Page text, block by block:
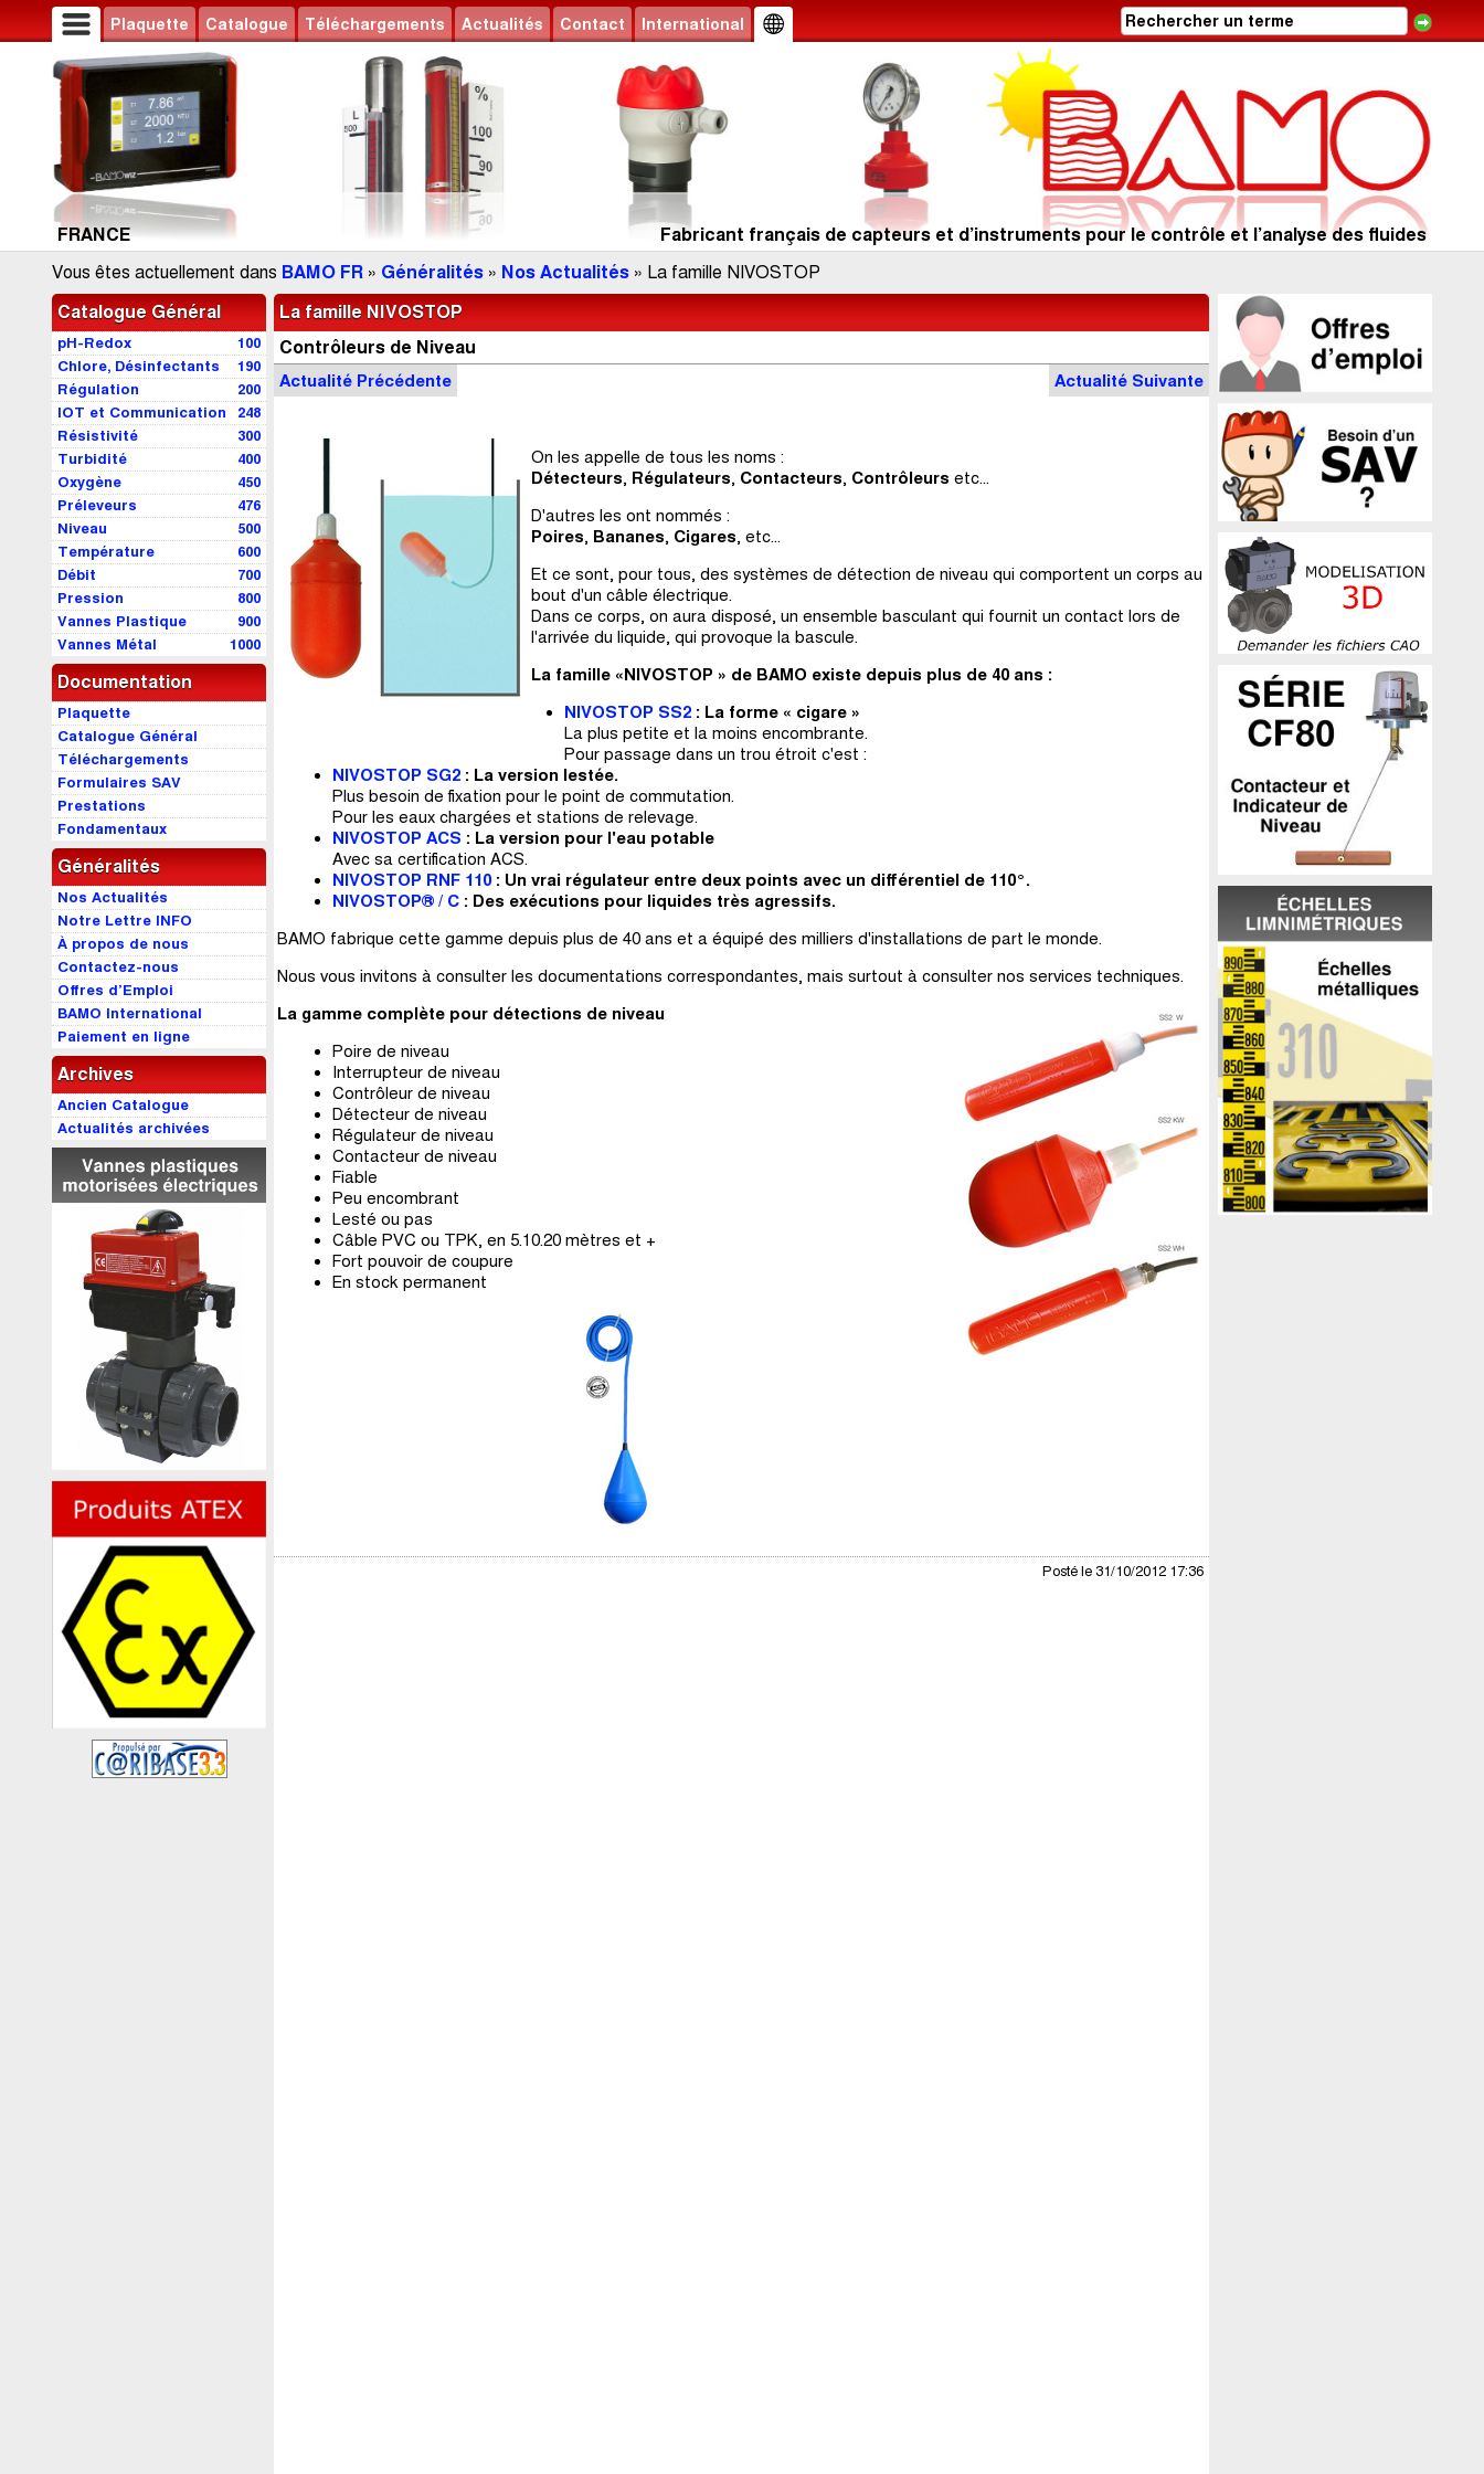
Plaquette Catalogue Téléchargements Actualités Contact International
FRANCE
Fabricant français de capteurs et d’instruments pour le contrôle et l’analyse des fluides
Vous êtes actuellement dans BAMO FR » Généralités » Nos Actualités » La famille NIVOSTOP
Catalogue Général
100
pH-Redox
190
Chlore, Désinfectants
200
Régulation
248
IOT et Communication
300
Résistivité
400
Turbidité
450
Oxygène
476
Préleveurs
500
Niveau
600
Température
700
Débit
800
Pression
900
Vannes Plastique
1000
Vannes Métal
Documentation
Plaquette
Catalogue Général
Téléchargements
Formulaires SAV
Prestations
Fondamentaux
Généralités
Nos Actualités
Notre Lettre INFO
À propos de nous
Contactez-nous
Offres d’Emploi
BAMO International
Paiement en ligne
Archives
Ancien Catalogue
Actualités archivées
La famille NIVOSTOP
Contrôleurs de Niveau
Actualité Suivante
Actualité Précédente
On les appelle de tous les noms :
Détecteurs, Régulateurs, Contacteurs, Contrôleurs etc...
D'autres les ont nommés :
Poires, Bananes, Cigares, etc...
Et ce sont, pour tous, des systèmes de détection de niveau qui comportent un corps au
bout d'un câble électrique.
Dans ce corps, on aura disposé, un ensemble basculant qui fournit un contact lors de
l'arrivée du liquide, qui provoque la bascule.
La famille «NIVOSTOP » de BAMO existe depuis plus de 40 ans :
NIVOSTOP SS2 : La forme « cigare »
La plus petite et la moins encombrante.
Pour passage dans un trou étroit c'est :
NIVOSTOP SG2 : La version lestée.
Plus besoin de fixation pour le point de commutation.
Pour les eaux chargées et stations de relevage.
NIVOSTOP ACS : La version pour l'eau potable
Avec sa certification ACS.
NIVOSTOP RNF 110 : Un vrai régulateur entre deux points avec un différentiel de 110°.
NIVOSTOP® / C : Des exécutions pour liquides très agressifs.
BAMO fabrique cette gamme depuis plus de 40 ans et a équipé des milliers d'installations de part le monde.
Nous vous invitons à consulter les documentations correspondantes, mais surtout à consulter nos services techniques.
La gamme complète pour détections de niveau
Poire de niveau
Interrupteur de niveau
Contrôleur de niveau
Détecteur de niveau
Régulateur de niveau
Contacteur de niveau
Fiable
Peu encombrant
Lesté ou pas
Câble PVC ou TPK, en 5.10.20 mètres et +
Fort pouvoir de coupure
En stock permanent
Posté le 31/10/2012 17:36